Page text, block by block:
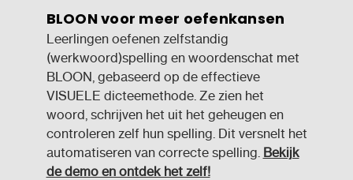
BLOON voor meer oefenkansen
Leerlingen oefenen zelfstandig
(werkwoord)spelling en woordenschat met
BLOON, gebaseerd op de effectieve
VISUELE dicteemethode. Ze zien het
woord, schrijven het uit het geheugen en
controleren zelf hun spelling. Dit versnelt het
automatiseren van correcte spelling. Bekijk
de demo en ontdek het zelf!